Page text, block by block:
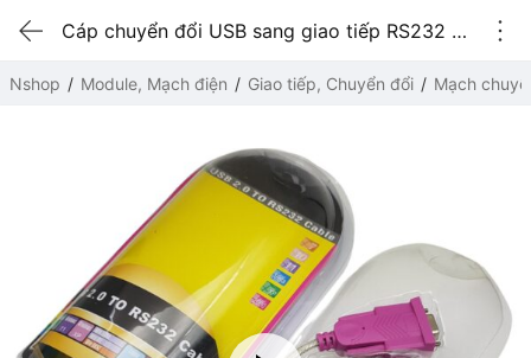
Cáp chuyển đổi USB sang giao tiếp RS232 PL2303
Nshop Module, Mạch điện Giao tiếp, Chuyển đổi Mạch